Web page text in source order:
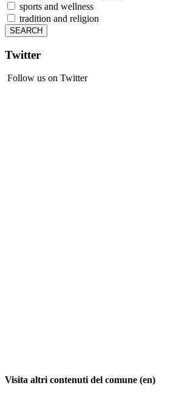
sports and wellness
tradition and religion
Twitter
Follow us on Twitter
Visita altri contenuti del comune (en)